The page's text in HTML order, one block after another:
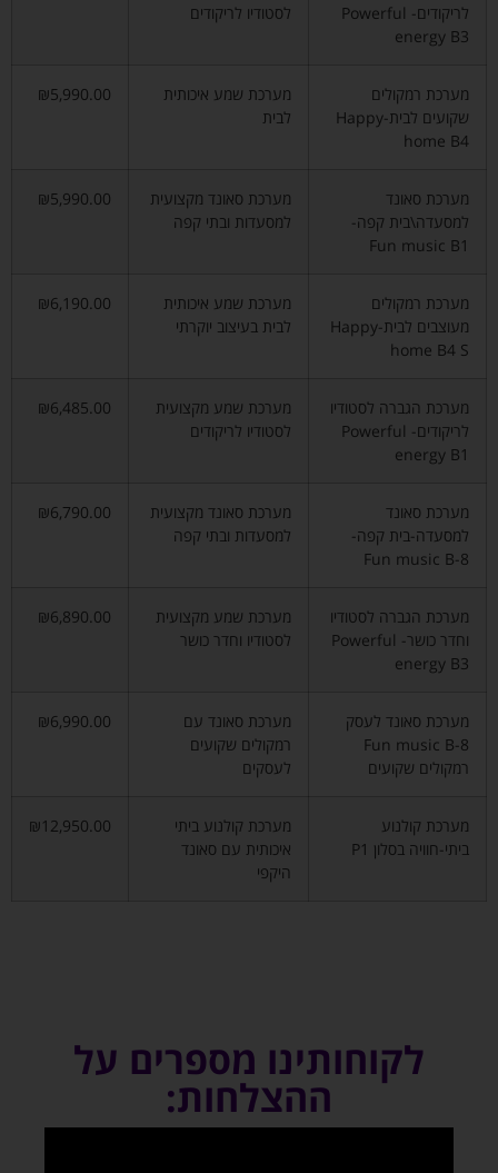
לריקודים- Powerful
energy B3
לסטודיו לריקודים
מערכת רמקולים
שקועים לבית-Happy
home B4
מערכת שמע איכותית
לבית
₪5,990.00
מערכת סאונד
למסעדה\בית קפה-
Fun music B1
מערכת סאונד מקצועית
למסעדות ובתי קפה
₪5,990.00
מערכת רמקולים
מעוצבים לבית-Happy
home B4 S
מערכת שמע איכותית
לבית בעיצוב יוקרתי
₪6,190.00
מערכת הגברה לסטודיו
לריקודים- Powerful
energy B1
מערכת שמע מקצועית
לסטודיו לריקודים
₪6,485.00
מערכת סאונד
למסעדה-בית קפה-
Fun music B-8
מערכת סאונד מקצועית
למסעדות ובתי קפה
₪6,790.00
מערכת הגברה לסטודיו
וחדר כושר- Powerful
energy B3
מערכת שמע מקצועית
לסטודיו וחדר כושר
₪6,890.00
מערכת סאונד לעסק
Fun music B-8
רמקולים שקועים
מערכת סאונד עם
רמקולים שקועים
לעסקים
₪6,990.00
מערכת קולנוע
ביתי-חוויה בסלון P1
מערכת קולנוע ביתי
איכותית עם סאונד
היקפי
₪12,950.00
לקוחותינו מספרים על
ההצלחות: